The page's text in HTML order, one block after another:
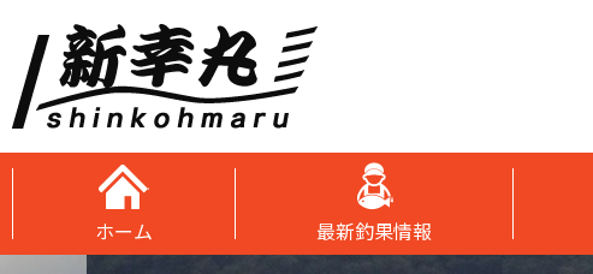
ホーム 最新釣果情報